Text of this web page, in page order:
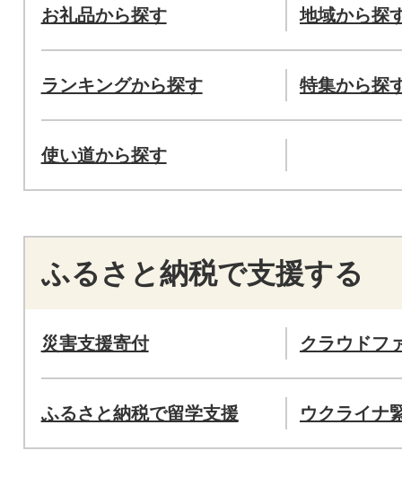
お礼品から探す 地域から探
ランキングから探す 特集から探
使い道から探す
ふるさと納税で支援する
災害支援寄付 クラウドフ
ふるさと納税で留学支援 ウクライナ